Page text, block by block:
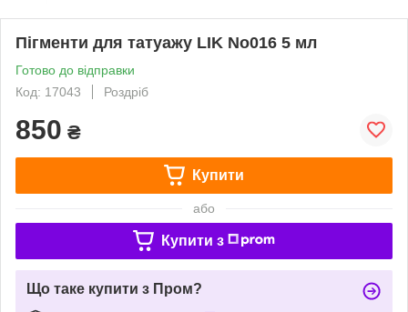
Пігменти для татуажу LIK No016 5 мл
Готово до відправки
Код: 17043
Роздріб
850 ₴
Купити
або
Купити з
Що таке купити з Пром?